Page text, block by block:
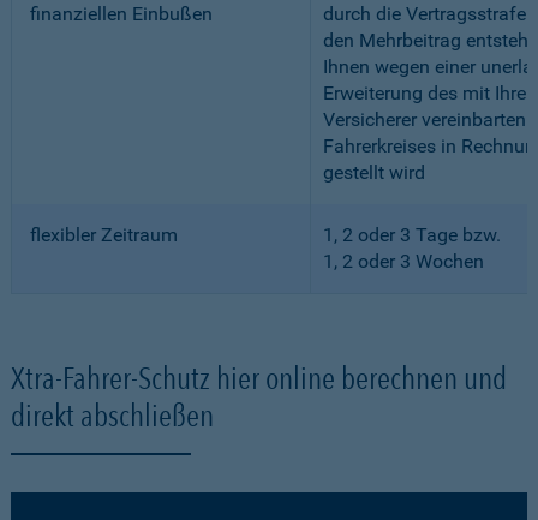
finanziellen Einbußen
durch die Vertragsstrafe
den Mehrbeitrag
Ihnen wegen einer
Erweiterung des mit
Versicherer vereinbarten
Fahrerkreises in
gestellt wird
flexibler Zeitraum
1, 2 oder 3 Tage bzw.
1, 2 oder 3 Wochen
Xtra-Fahrer-Schutz hier online berechnen und
direkt abschließen